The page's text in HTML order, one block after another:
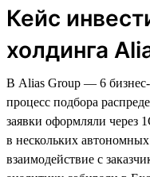
Кейс
холдинга
В Alias Group — 6
процесс подбора
заявки оформляли через
в нескольких
взаимодействие с